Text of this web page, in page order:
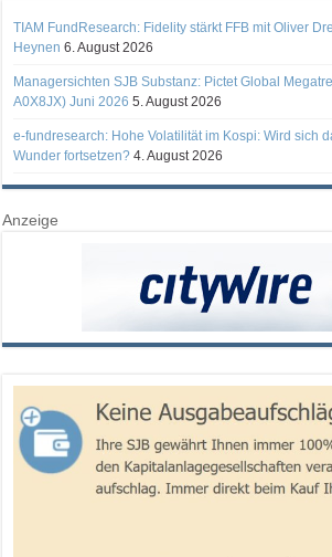
TIAM FundResearch: Fidelity stärkt FFB mit Oliver
Heynen 6. August 2026
Managersichten SJB Substanz: Pictet Global
A0X8JX) Juni 2026 5. August 2026
e-fundresearch: Hohe Volatilität im Kospi: Wird sich
Wunder fortsetzen? 4. August 2026
Anzeige